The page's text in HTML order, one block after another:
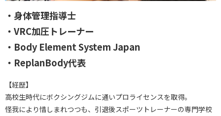
・身体管理指導士
・VRC加圧トレーナー
・Body Element System Japan
・ReplanBody代表
【経歴】
高校生時代にボクシングジムに通いプロライセンスを取得。
怪我により惜しまれつつも、引退後スポーツトレーナーの専門学校